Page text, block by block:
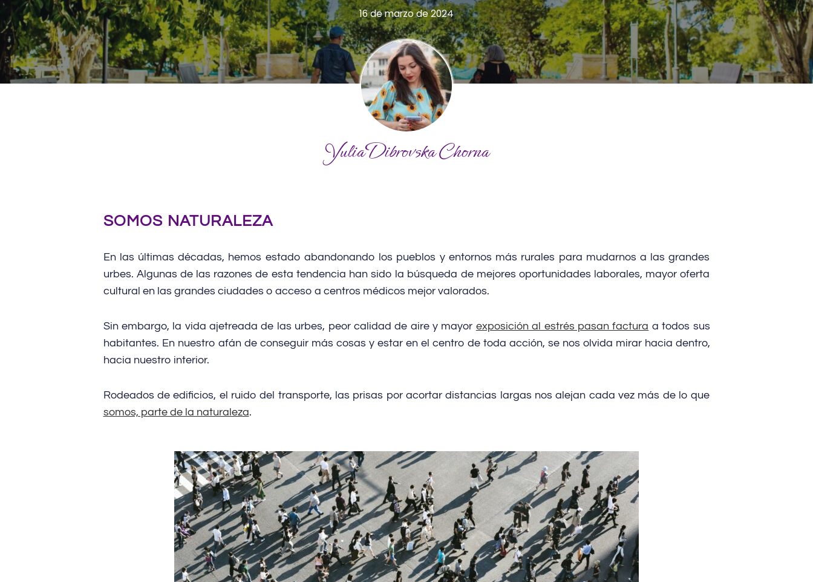
16 de marzo de 2024
Yulia Dibrovska Chorna
SOMOS NATURALEZA
En las últimas décadas, hemos estado abandonando los pueblos y entornos más rurales para mudarnos a las grandes
urbes. Algunas de las razones de esta tendencia han sido la búsqueda de mejores oportunidades laborales, mayor oferta
cultural en las grandes ciudades o acceso a centros médicos mejor valorados.
Sin embargo, la vida ajetreada de las urbes, peor calidad de aire y mayor exposición al estrés pasan factura a todos sus
habitantes. En nuestro afán de conseguir más cosas y estar en el centro de toda acción, se nos olvida mirar hacia dentro,
hacia nuestro interior.
Rodeados de edificios, el ruido del transporte, las prisas por acortar distancias largas nos alejan cada vez más de lo que
somos, parte de la naturaleza.